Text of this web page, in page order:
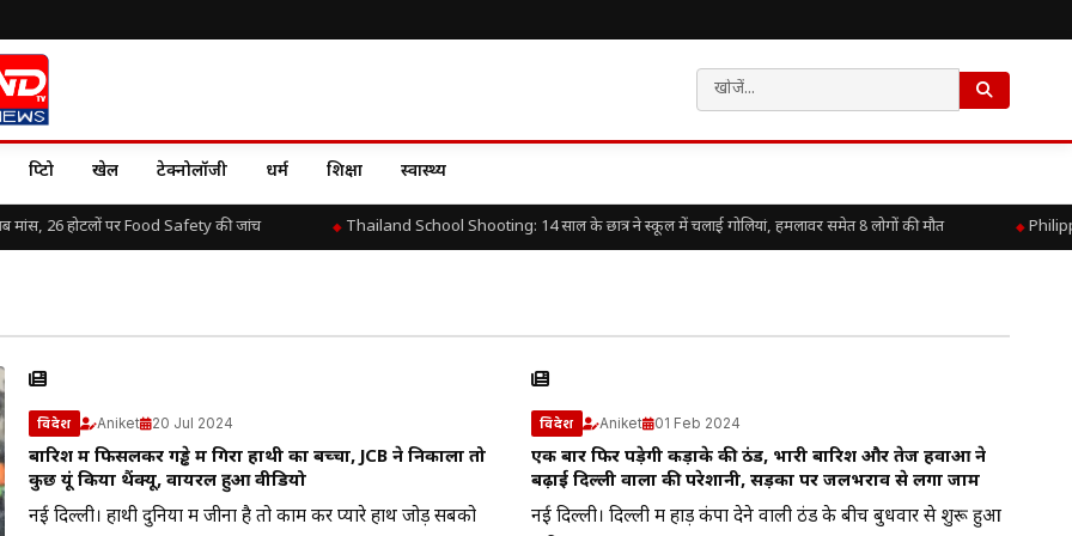
क्रिप्टो खेल टेक्नोलॉजी धर्म शिक्षा स्वास्थ्य
26 होटलों पर Food Safety की जांच Thailand School Shooting: 14 साल के छात्र ने स्कूल में चलाई गोलियां, हमलावर समेत 8 लोगों की मौत
विदेश Aniket 20 Jul 2024
बारिश में फिसलकर गड्ढे में गिरा हाथी का बच्चा, JCB ने निकाला तो
कुछ यूं किया थैंक्यू, वायरल हुआ वीडियो
नई दिल्ली। हाथी दुनिया में जीना है तो काम कर प्यारे हाथ जोड़ सबको
विदेश Aniket 01 Feb 2024
एक बार फिर पड़ेगी कड़ाके की ठंड, भारी बारिश और तेज हवाओं ने
बढ़ाई दिल्ली वालों की परेशानी, सड़कों पर जलभराव से लगा जाम
नई दिल्ली। दिल्ली में हाड़ कंपा देने वाली ठंड के बीच बुधवार से शुरू हुआ